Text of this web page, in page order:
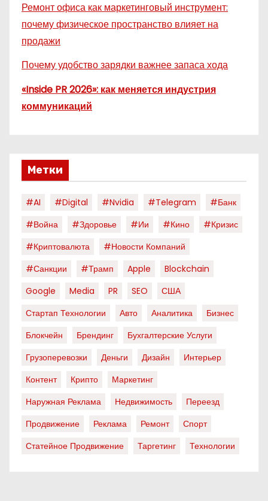
Ремонт офиса как маркетинговый инструмент:
почему физическое пространство влияет на
продажи
Почему удобство зарядки важнее запаса хода
«Inside PR 2026»: как меняется индустрия
коммуникаций
Метки
#AI #digital #nvidia #telegram
#банк
#война
#здоровье #ии #кино
#кризис
#криптовалюта
#новости Компаний
#санкции
#трамп Apple
Blockchain
Google
Media PR SEO
США
Стартап Технологии
Авто Аналитика
Бизнес
Блокчейн
Брендинг
Бухгалтерские Услуги
Грузоперевозки
Деньги Дизайн
Интерьер
Контент
Крипто
Маркетинг
Наружная Реклама
Недвижимость
Переезд
Продвижение
Реклама Ремонт
Спорт
Статейное Продвижение
Таргетинг Технологии